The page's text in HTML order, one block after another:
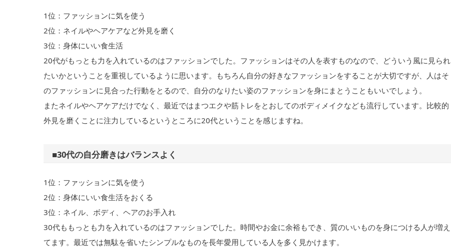
1位：ファッションに気を使う
2位：ネイルやヘアケアなど外見を磨く
3位：身体にいい食生活
20代がもっとも力を入れているのはファッションでした。ファッションはその人を表すものなので、どういう風に見られ
たいかということを重視しているように思います。もちろん自分の好きなファッションをすることが大切ですが、人はそ
のファッションに見合った行動をとるので、自分のなりたい姿のファッションを身にまとうこともいいでしょう。
またネイルやヘアケアだけでなく、最近ではまつエクや筋トレをとおしてのボディメイクなども流行しています。比較的
外見を磨くことに注力しているというところに20代ということを感じますね。
■30代の自分磨きはバランスよく
1位：ファッションに気を使う
2位：身体にいい食生活をおくる
3位：ネイル、ボディ、ヘアのお手入れ
30代ももっとも力を入れているのはファッションでした。時間やお金に余裕もでき、質のいいものを身につける人が増え
てます。最近では無駄を省いたシンプルなものを長年愛用している人を多く見かけます。